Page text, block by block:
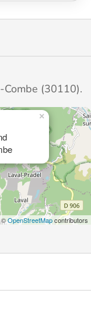
Combe (30110).
×
©OpenStreetMapcontributors